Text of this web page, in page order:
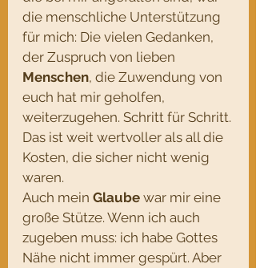
die menschliche Unterstützung
für mich: Die vielen Gedanken,
der Zuspruch von lieben
Menschen, die Zuwendung von
euch hat mir geholfen,
weiterzugehen. Schritt für Schritt.
Das ist weit wertvoller als all die
Kosten, die sicher nicht wenig
waren.
Auch mein Glaube war mir eine
große Stütze. Wenn ich auch
zugeben muss: ich habe Gottes
Nähe nicht immer gespürt. Aber